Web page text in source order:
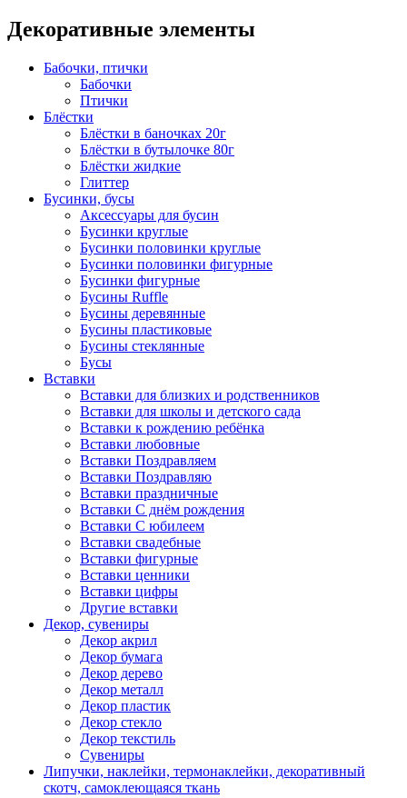
Декоративные элементы
Бабочки, птички
Бабочки
Птички
Блёстки
Блёстки в баночках 20г
Блёстки в бутылочке 80г
Блёстки жидкие
Глиттер
Бусинки, бусы
Аксессуары для бусин
Бусинки круглые
Бусинки половинки круглые
Бусинки половинки фигурные
Бусинки фигурные
Бусины Ruffle
Бусины деревянные
Бусины пластиковые
Бусины стеклянные
Бусы
Вставки
Вставки для близких и родственников
Вставки для школы и детского сада
Вставки к рождению ребёнка
Вставки любовные
Вставки Поздравляем
Вставки Поздравляю
Вставки праздничные
Вставки С днём рождения
Вставки С юбилеем
Вставки свадебные
Вставки фигурные
Вставки ценники
Вставки цифры
Другие вставки
Декор, сувениры
Декор акрил
Декор бумага
Декор дерево
Декор металл
Декор пластик
Декор стекло
Декор текстиль
Сувениры
Липучки, наклейки, термонаклейки, декоративный
скотч, самоклеющаяся ткань